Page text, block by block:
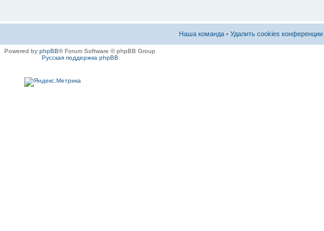
Наша команда • Удалить cookies конференции
Powered by phpBB® Forum Software © phpBB Group
Русская поддержка phpBB